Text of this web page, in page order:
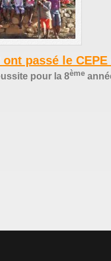
ont passé le
pour la 8ème